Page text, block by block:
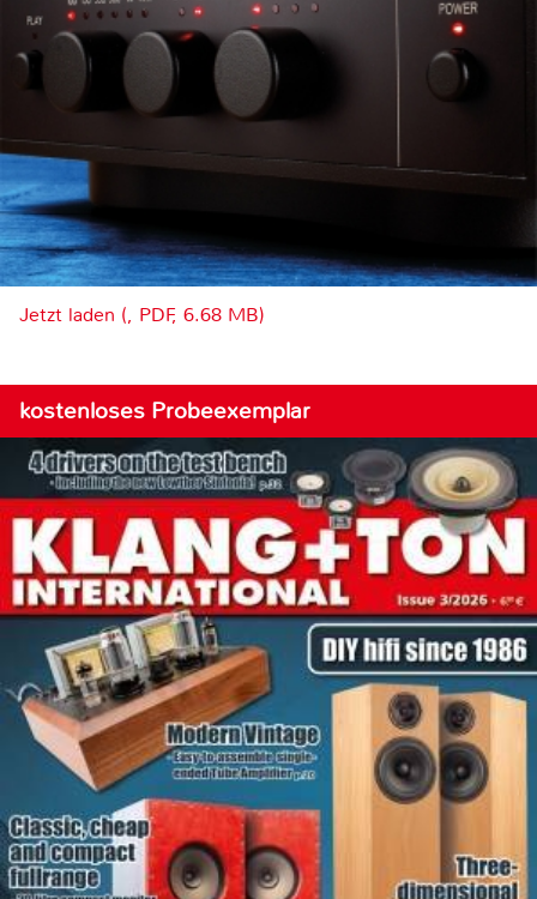
Jetzt laden (, PDF, 6.68 MB)
kostenloses Probeexemplar